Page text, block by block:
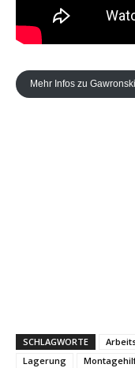
Mehr Infos zu
SCHLAGWORTE
Lagerung